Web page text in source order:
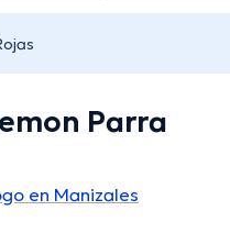
Parra
en Manizales